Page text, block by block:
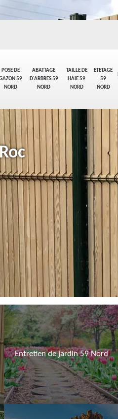
POSE DE
59
NORD
ABATTAGE
D'ARBRES 59
NORD
TAILLE DE
HAIE 59
NORD
ETETAGE
59
NORD
Entretien de jardin 59 Nord